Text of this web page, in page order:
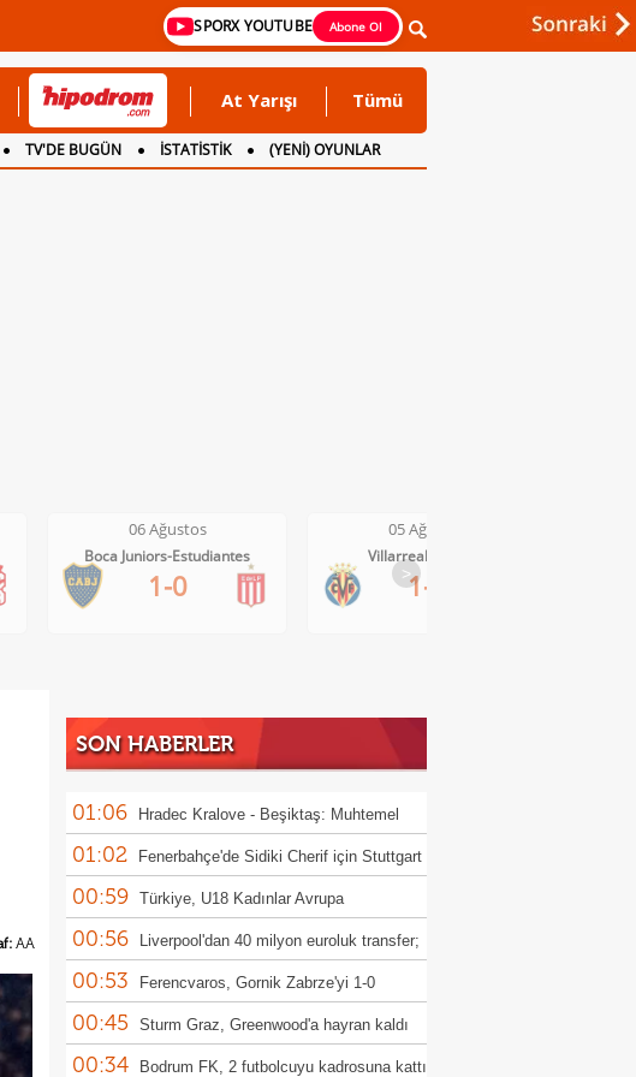
SPORX YOUTUBE Abone Ol
At Yarışı Tümü
TV'DE BUGÜN İSTATİSTİK
(YENİ) OYUNLAR
06 Ağustos
Boca Juniors-Estudiantes
1-0
05 Ağustos
Villarreal-Levante
1-0
>
AA
SON HABERLER
01:06 Hradec Kralove - Beşiktaş: Muhtemel
11'ler
01:02 Fenerbahçe'de Sidiki Cherif için Stuttgart
iddiası!
00:59 Türkiye, U18 Kadınlar Avrupa
Şampiyonası'nda Sırbistan'a 70-67 yenildi
00:56 Liverpool'dan 40 milyon euroluk transfer;
Victor Munoz
00:53 Ferencvaros, Gornik Zabrze'yi 1-0
mağlup etti
00:45 Sturm Graz, Greenwood'a hayran kaldı
00:34 Bodrum FK, 2 futbolcuyu kadrosuna kattı